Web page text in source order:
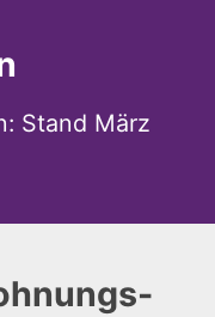
Stand März